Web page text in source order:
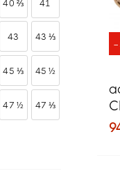
40 ⅔ 41
43 43 ⅓
45 ⅓ 45 ½
47 ½ 47 ⅓